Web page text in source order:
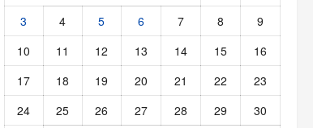
3
4 5 6 7 8
9
10
11 12 13 14 15
16
17
18 19 20 21 22
23
24
25 26 27 28 29
30